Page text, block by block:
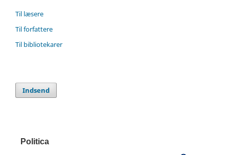
Til læsere
Til forfattere
Til bibliotekarer
Indsend
Politica